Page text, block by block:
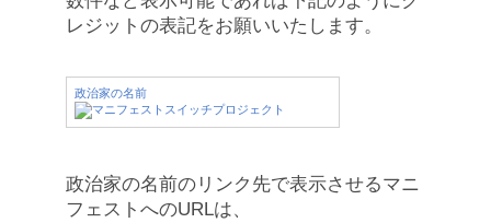
レジットの表記をお願いいたします。
政治家の名前
政治家の名前のリンク先で表示させるマニ
フェストへのURLは、